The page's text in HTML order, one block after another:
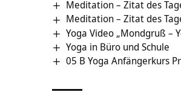
Meditation – Zitat des
Meditation – Zitat des
Yoga Video „Mondgruß –
Yoga in Büro und Schule
05 B Yoga Anfängerkurs